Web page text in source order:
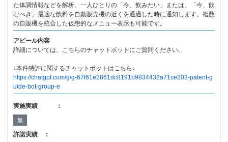
た体調情報などを解析。一人ひとりの「今、飲みたい」または、「今、飲
むべき」最適な飲料を自動販売機の近くを通過した時に通知します。複数
の自販機を統合した仮想的なメニュー表示も可能です。
アピール内容
詳細については、こちらのチャットボットにご質問ください。
↓本件特許に関するチャットボットはこちら↓
https://chatgpt.com/g/g-67f61e2861dc8191b9834432a71ce203-patent-g
uide-bot-group-e
実施実績 ：
無
許諾実績 ：